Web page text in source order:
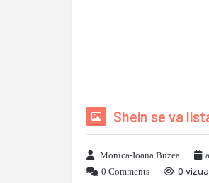
Shein se va
Monica-Ioana Buzea
0 Comments
0